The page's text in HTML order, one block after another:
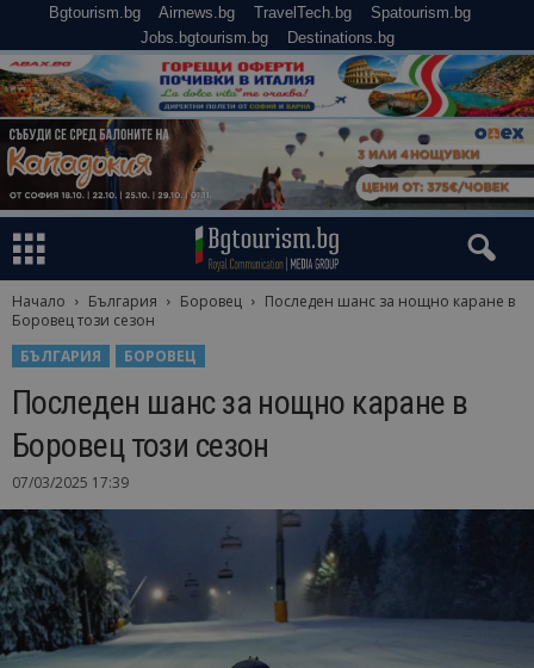
Bgtourism.bg Airnews.bg TravelTech.bg
Spatourism.bg
Jobs.bgtourism.bg
Destinations.bg
Начало България Боровец
Последен шанс за нощно каране в
Боровец този сезон
БЪЛГАРИЯ
БОРОВЕЦ
Последен шанс за нощно каране в
Боровец този сезон
07/03/2025 17:39